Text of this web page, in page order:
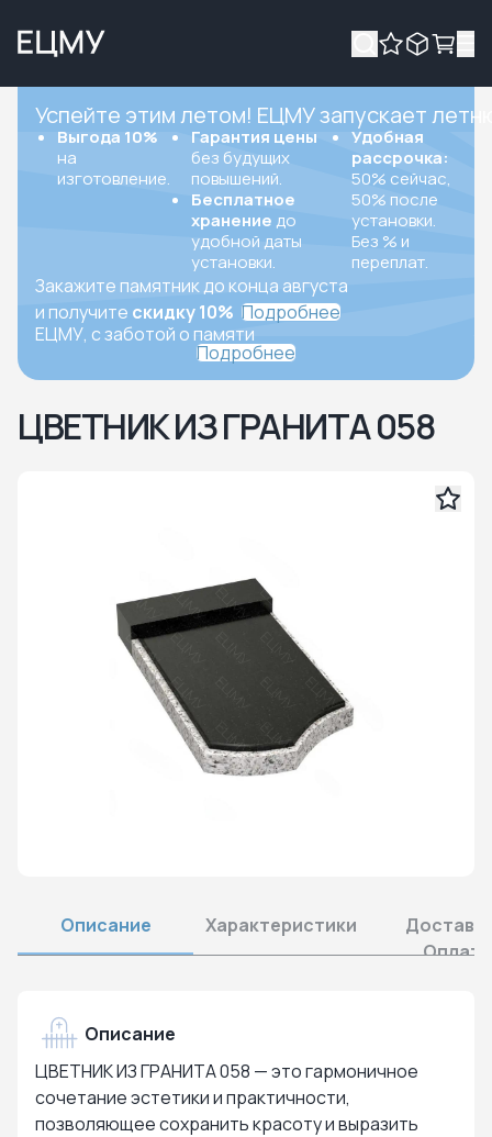
Успейте этим летом! ЕЦМУ запускает
Выгода 10%
на
изготовление.
Гарантия цены
без будущих
повышений.
Бесплатное
хранение до
удобной даты
установки.
Удобная
рассрочка:
50% сейчас,
50% после
установки.
Без % и
переплат.
Закажите памятник до конца августа
и получите скидку 10% Подробнее
ЕЦМУ, с заботой о памяти
Подробнее
ЦВЕТНИК ИЗ ГРАНИТА 058
Описание Характеристики
Оплата
Описание
ЦВЕТНИК ИЗ ГРАНИТА 058 — это гармоничное
сочетание эстетики и практичности,
позволяющее сохранить красоту и выразить